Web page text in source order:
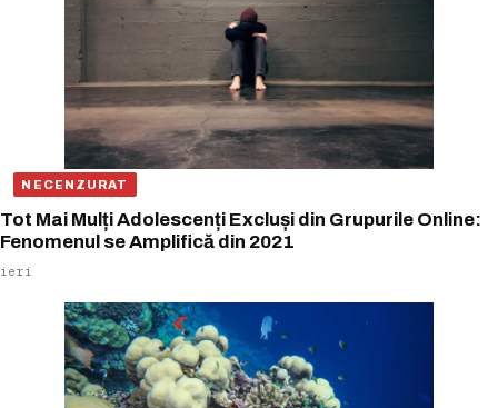
NECENZURAT
Tot Mai Mulți Adolescenți Excluși din Grupurile Online:
Fenomenul se Amplifică din 2021
ieri